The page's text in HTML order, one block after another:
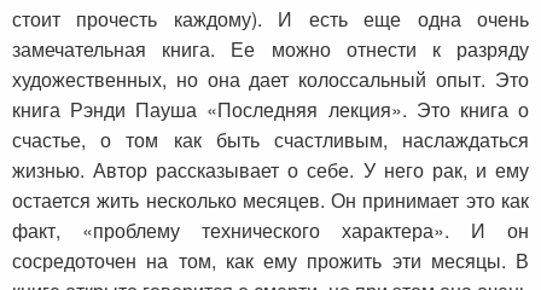
стоит прочесть каждому). И есть еще одна очень
замечательная книга. Ее можно отнести к разряду
художественных, но она дает колоссальный опыт. Это
книга Рэнди Пауша «Последняя лекция». Это книга о
счастье, о том как быть счастливым, наслаждаться
жизнью. Автор рассказывает о себе. У него рак, и ему
остается жить несколько месяцев. Он принимает это как
факт, «проблему технического характера». И он
сосредоточен на том, как ему прожить эти месяцы. В